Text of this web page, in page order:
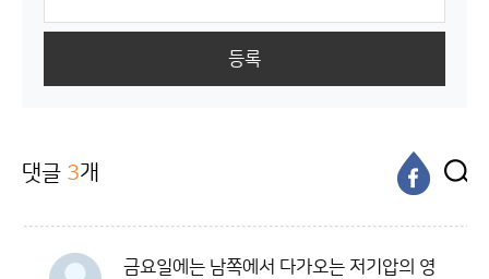
등록
댓글 3개
금요일에는 남쪽에서 다가오는 저기압의 영